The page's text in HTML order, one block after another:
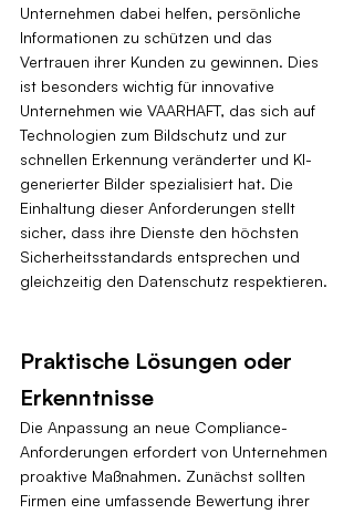
Unternehmen dabei helfen, persönliche
Informationen zu schützen und das
Vertrauen ihrer Kunden zu gewinnen. Dies
ist besonders wichtig für innovative
Unternehmen wie VAARHAFT, das sich auf
Technologien zum Bildschutz und zur
schnellen Erkennung veränderter und KI-
generierter Bilder spezialisiert hat. Die
Einhaltung dieser Anforderungen stellt
sicher, dass ihre Dienste den höchsten
Sicherheitsstandards entsprechen und
gleichzeitig den Datenschutz respektieren.
Praktische Lösungen oder
Erkenntnisse
Die Anpassung an neue Compliance-
Anforderungen erfordert von Unternehmen
proaktive Maßnahmen. Zunächst sollten
Firmen eine umfassende Bewertung ihrer